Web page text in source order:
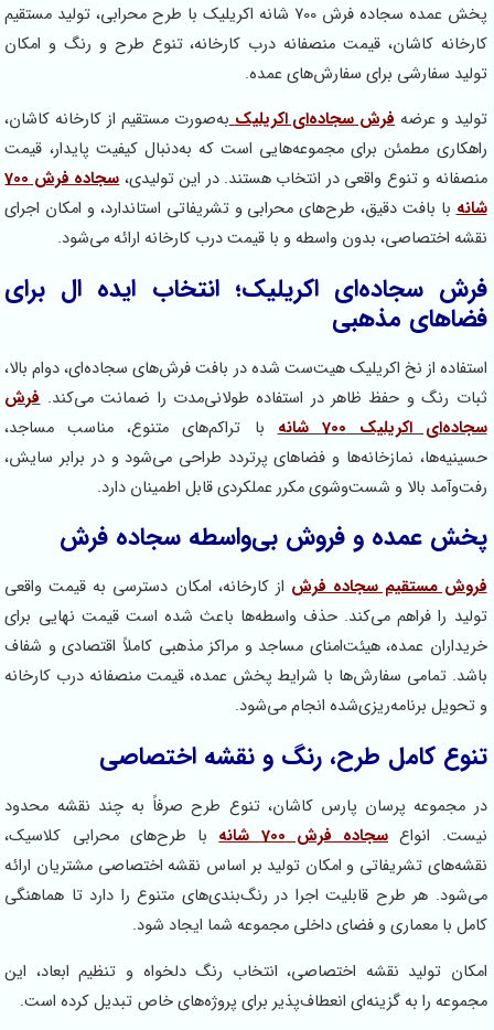
پخش عمده سجاده فرش 700 شانه اکریلیک با طرح محرابی، تولید مستقیم
قیمت منصفانه درب کارخانه، تنوع طرح و رنگ و امکان
برای سفارش‌های عمده.
فرش سجاده‌ای اکریلیک به‌صورت مستقیم از کارخانه کاشان،
برای مجموعه‌هایی است که به‌دنبال کیفیت پایدار، قیمت
تنوع واقعی در انتخاب هستند. در این تولیدی،
سجاده فرش 700
دقیق، طرح‌های محرابی و تشریفاتی استاندارد، و امکان اجرای
بدون واسطه و با قیمت درب کارخانه ارائه می‌شود.
اکریلیک؛ انتخاب ایده ال برای
مذهبی
نخ اکریلیک هیت‌ست شده در بافت فرش‌های سجاده‌ای، دوام بالا،
و حفظ ظاهر در استفاده طولانی‌مدت را ضمانت می‌کند.فرش
700 شانه
با تراکم‌های متنوع، مناسب مساجد،
نمازخانه‌ها و فضاهای پرتردد طراحی می‌شود و در برابر سایش،
و شست‌وشوی مکرر عملکردی قابل اطمینان دارد.
و فروش بی‌واسطه سجاده فرش
سجاده فرشاز کارخانه، امکان دسترسی به قیمت واقعی
می‌کند. حذف واسطه‌ها باعث شده است قیمت نهایی برای
هیئت‌امنای مساجد و مراکز مذهبی کاملاً اقتصادی و شفاف
سفارش‌ها با شرایط پخش عمده، قیمت منصفانه درب کارخانه
انجام می‌شود.
طرح، رنگ و نقشه اختصاصی
پرسان پارس کاشان، تنوع طرح صرفاً به چند نقشه محدود
سجاده فرش 700 شانه
با طرح‌های محرابی کلاسیک،
و امکان تولید بر اساس نقشه اختصاصی مشتریان ارائه
طرح قابلیت اجرا در رنگ‌بندی‌های متنوع را دارد تا هماهنگی
و فضای داخلی مجموعه شما ایجاد شود.
نقشه اختصاصی، انتخاب رنگ دلخواه و تنظیم ابعاد، این
به گزینه‌ای انعطاف‌پذیر برای پروژه‌های خاص تبدیل کرده است.